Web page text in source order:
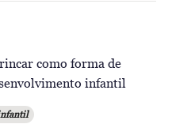
como forma de
infantil